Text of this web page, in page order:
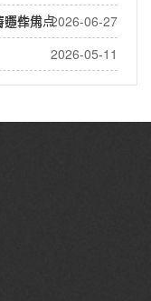
哪些优点2026-06-27
造作用
2026-05-11
用宝珠砂